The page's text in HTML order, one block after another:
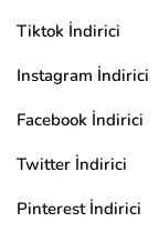
Tiktok İndirici
Instagram İndirici
Facebook İndirici
Twitter İndirici
Pinterest İndirici